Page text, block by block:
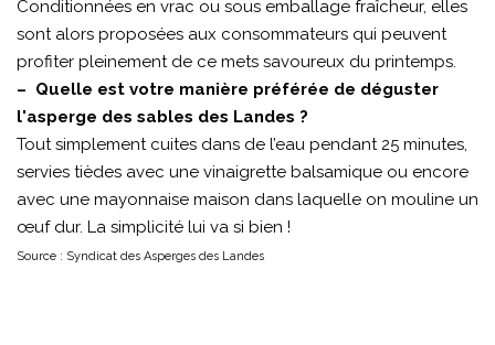
Conditionnées en vrac ou sous emballage fraîcheur, elles
sont alors proposées aux consommateurs qui peuvent
profiter pleinement de ce mets savoureux du printemps.
– Quelle est votre manière préférée de déguster
l'asperge des sables des Landes ?
Tout simplement cuites dans de l’eau pendant 25 minutes,
servies tièdes avec une vinaigrette balsamique ou encore
avec une mayonnaise maison dans laquelle on mouline un
œuf dur. La simplicité lui va si bien !
Source : Syndicat des Asperges des Landes